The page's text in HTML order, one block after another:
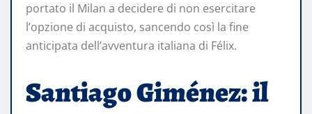
portato il Milan a decidere di non esercitare
l’opzione di acquisto, sancendo così la fine
anticipata dell’avventura italiana di Félix. ​
Santiago Giménez: il